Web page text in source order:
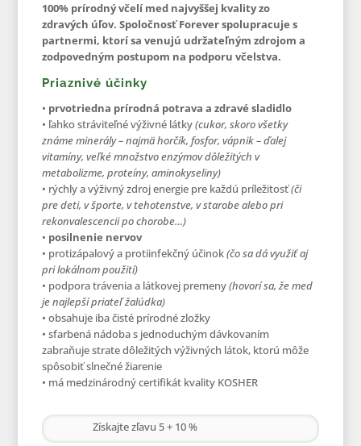
100% prírodný včelí med najvyššej kvality zo
zdravých úľov. Spoločnosť Forever spolupracuje s
partnermi, ktorí sa venujú udržateľným zdrojom a
zodpovedným postupom na podporu včelstva.
Priaznivé účinky
• prvotriedna prírodná potrava a zdravé sladidlo
• ľahko stráviteľné výživné látky(cukor, skoro všetky
známe minerály – najmä horčík, fosfor, vápnik – ďalej
vitamíny, veľké množstvo enzýmov dôležitých v
metabolizme, proteíny, aminokyseliny)
• rýchly a výživný zdroj energie pre každú príležitosť(či
pre deti, v športe, v tehotenstve, v starobe alebo pri
rekonvalescencii po chorobe…)
• posilnenie nervov
• protizápalový a protiinfekčný účinok(čo sa dá využiť aj
pri lokálnom použití)
• podpora trávenia a látkovej premeny(hovorí sa, že med
je najlepší priateľ žalúdka)
• obsahuje iba čisté prírodné zložky
• sfarbená nádoba s jednoduchým dávkovaním
zabraňuje strate dôležitých výživných látok, ktorú môže
spôsobiť slnečné žiarenie
• má medzinárodný certifikát kvality KOSHER
Získajte zľavu 5 + 10 %